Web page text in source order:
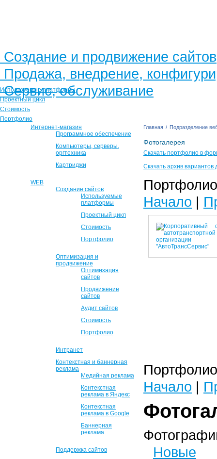
Создание и продвижение сайтов
Продажа, внедрение,
Сервис, обслуживание
Используемые платформы
Проектный цикл
Стоимость
Портфолио
Интернет-магазин
Программное обеспечение
Компьютеры, серверы,
оргтехника
Картриджи
WEB
Создание сайтов
Используемые
платформы
Проектный цикл
Стоимость
Портфолио
Оптимизация и
продвижение
Оптимизация
сайтов
Продвижение
сайтов
Аудит сайтов
Стоимость
Портфолио
Интранет
Контекстная и баннерная
реклама
Медийная реклама
Контекстная
реклама в Яндекс
Контекстная
реклама в Google
Баннерная
реклама
Поддержка сайтов
Главная / Подразделение
Фотогалерея
Скачать портфолио в
Скачать архив вариантов
Начало |
Начало |
Новые